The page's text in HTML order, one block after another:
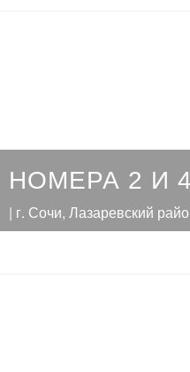
НОМЕРА 2 И
| г. Сочи, Лазаревский